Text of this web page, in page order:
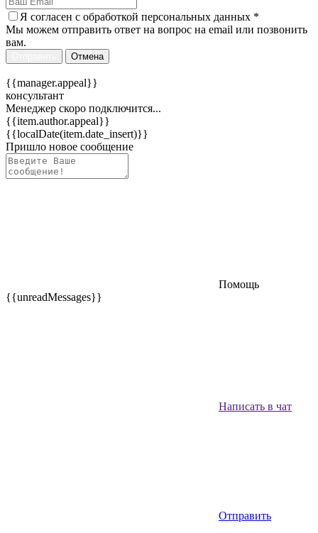
Я согласен c обработкой персональных данных *
Мы можем отправить ответ на вопрос на email или позвонить
вам.
Отмена
{{manager.appeal}}
консультант
Менеджер скоро подключится...
{{item.author.appeal}}
{{localDate(item.date_insert)}}
Пришло новое сообщение
Помощь
{{unreadMessages}}
Написать в чат
Отправить